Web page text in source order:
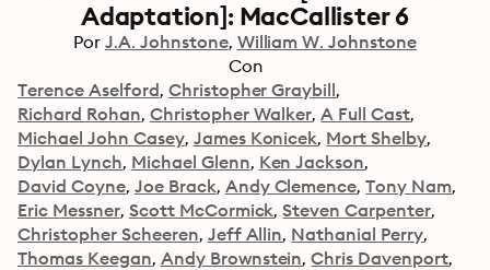
Adaptation]: MacCallister 6
Por J.A. Johnstone William W. Johnstone
Con
Terence Aselford Christopher Graybill
Richard Rohan Christopher Walker A Full Cast
Michael John Casey James Konicek Mort Shelby
Dylan Lynch Michael Glenn Ken Jackson
David Coyne Joe Brack Andy Clemence Tony Nam
Eric Messner Scott McCormick Steven Carpenter
Christopher Scheeren Jeff Allin Nathanial Perry
Thomas Keegan Andy Brownstein Chris Davenport